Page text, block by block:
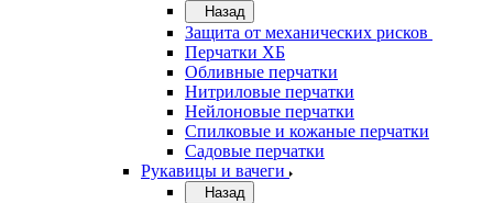
Назад
Защита от механических рисков
Перчатки ХБ
Обливные перчатки
Нитриловые перчатки
Нейлоновые перчатки
Спилковые и кожаные перчатки
Садовые перчатки
Рукавицы и вачеги
Назад